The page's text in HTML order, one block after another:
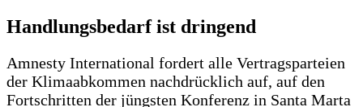
Handlungsbedarf ist dringend
Amnesty International fordert alle Vertragsparteien
der Klimaabkommen nachdrücklich auf, auf den
Fortschritten der jüngsten Konferenz in Santa Marta